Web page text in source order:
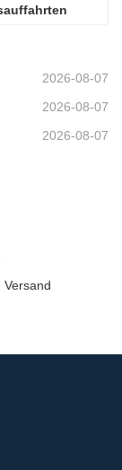
2026-08-07
2026-08-07
2026-08-07